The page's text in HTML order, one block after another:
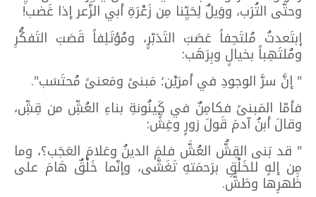
وحتَّى التُرَب، ووَيلٌ لِحَيِّنا مِن زَعْرَةِ أبي الزَّعر إذا غَضب!
إبتَعدتُ مُلتَحِفاً عَصَبَ التَدَبّرٍ، ومُؤتَلِفاً قَصَبَ التَفكُّرِ
ومُلتَهِباً بخيالٍ وبِرَهَب:
" إنَّ سرَّ الوجودِ في أمرَيْن؛ مَبنىً ومَعنىً مُحتَسَب".
فأمّا المَبنىً فكامِنٌ في كَينُونةِ بناءِ العُشِّ من قِشِّ،
وقالَ أبنُ آدمَ قَولَ زورٍ وغِشٍّ:
" قد بَنى القِشُّ العُشَّ فلمَ الدينُ وعَلامَ العَجَب؟، وما
مِن إلهٍ للخَلْقِ برَحمَتهِ تَغَشَّى، وإنّما خَلْقٌ هَامَ على
ظَهرِها وطَشَّ.